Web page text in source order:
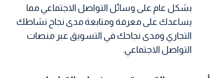
بشكل عام على وسائل التواصل الاجتماعي مما
يساعدك على معرفة ومتابعة مدى نجاح نشاطك
التجاري ومدى نجاحك في التسويق عبر منصات
التواصل الاجتماعي.